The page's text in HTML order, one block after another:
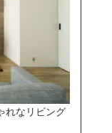
れなリビング